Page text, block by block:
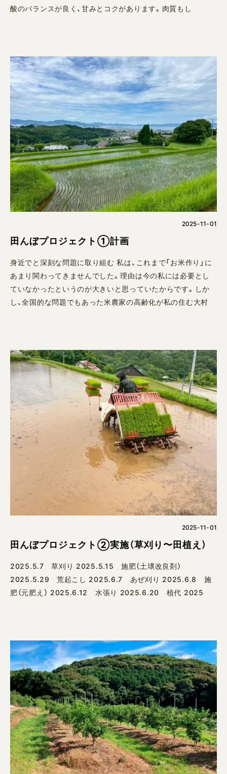
酸のバランスが良く、甘みとコクがあります。肉質もし
2025-11-01
田んぼプロジェクト①計画
身近でと深刻な問題に取り組む 私は、これまで「お米作り」に
あまり関わってきませんでした。理由は今の私には必要とし
ていなかったというのが大きいと思っていたからです。しか
し、全国的な問題でもあった米農家の高齢化が私の住む大村
2025-11-01
田んぼプロジェクト②実施（草刈り〜田植え）
2025.5.7 草刈り 2025.5.15 施肥（土壌改良剤）
2025.5.29 荒起こし 2025.6.7 あぜ刈り 2025.6.8 施
肥（元肥え） 2025.6.12 水張り 2025.6.20 植代 2025